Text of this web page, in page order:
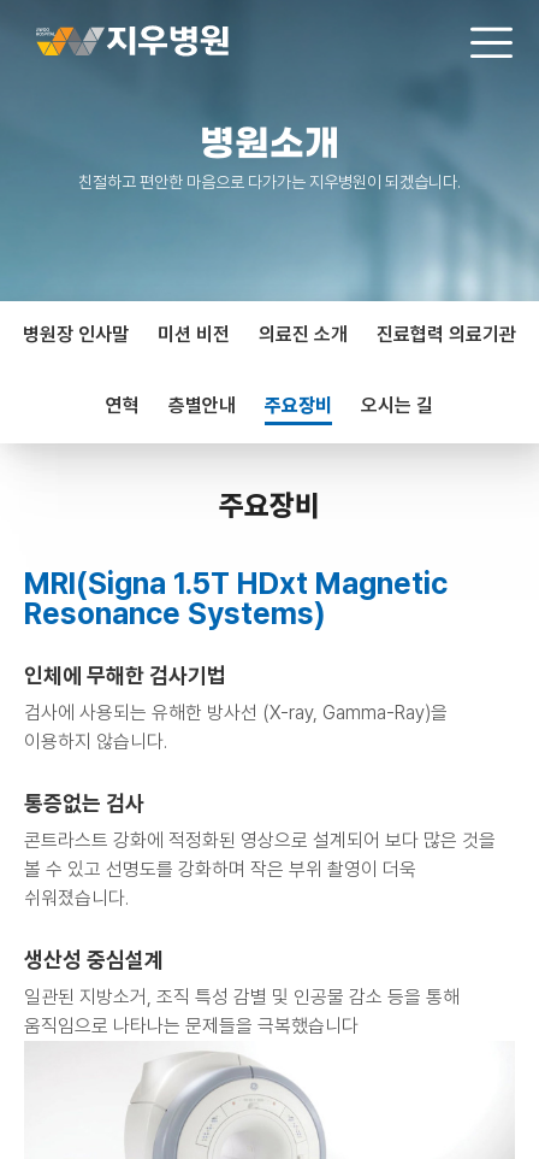
병원소개
친절하고 편안한 마음으로 다가가는 지우병원이 되겠습니다.
병원장 인사말 미션 비전 의료진 소개 진료협력 의료기관
연혁 층별안내 주요장비 오시는 길
주요장비
MRI(Signa 1.5T HDxt Magnetic
Resonance Systems)
인체에 무해한 검사기법
검사에 사용되는 유해한 방사선 (X-ray, Gamma-Ray)을
이용하지 않습니다.
통증없는 검사
콘트라스트 강화에 적정화된 영상으로 설계되어 보다 많은 것을
볼 수 있고 선명도를 강화하며 작은 부위 촬영이 더욱
쉬워졌습니다.
생산성 중심설계
일관된 지방소거, 조직 특성 감별 및 인공물 감소 등을 통해
움직임으로 나타나는 문제들을 극복했습니다